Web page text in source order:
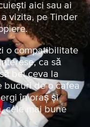
aici sau ai
vizita, pe Tinder
o compatibilitate
ca să
bei ceva la
bucuri de o cafea
în oraș și
cele mai bune